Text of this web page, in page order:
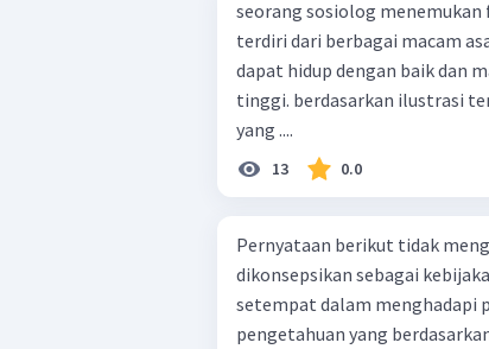
seorang sosiolog menemukan
terdiri dari berbagai macam
dapat hidup dengan baik dan
tinggi. berdasarkan ilustrasi
yang ....
13 0.0
Pernyataan berikut tidak
dikonsepsikan sebagai
setempat dalam menghadapi
pengetahuan yang